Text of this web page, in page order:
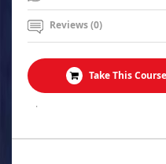
Reviews (0)
Take This Course
.